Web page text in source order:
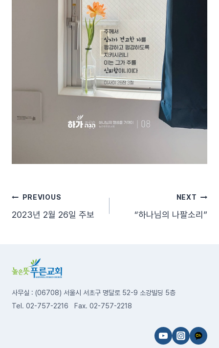
글PREVIOUS
2023년 2월 26일 주보
NEXT
“하나님의 나팔소리”
사무실 : (06708) 서울시 서초구 명달로 52-9 소강빌딩 5층
Tel. 02-757-2216 Fax. 02-757-2218